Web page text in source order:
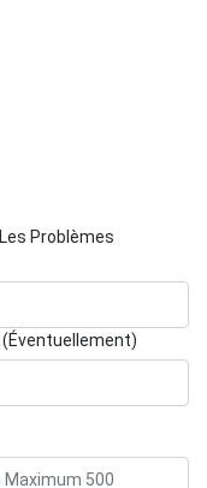
Problèmes